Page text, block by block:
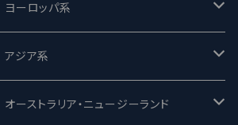
セカンドストーリー
ンタイムズ
プリンゴライアス
ーロッパ系
ドジア系
ロ
ーストラリア・ニュージーランド